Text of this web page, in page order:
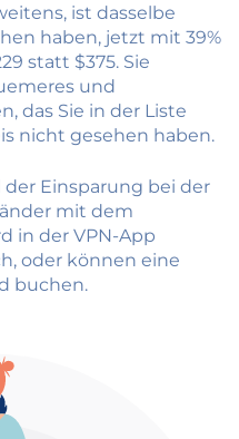
ist dasselbe
haben, jetzt mit 39%
statt $375. Sie
und
das Sie in der Liste
nicht gesehen haben.
Einsparung bei der
mit dem
in der VPN-App
oder können eine
buchen.